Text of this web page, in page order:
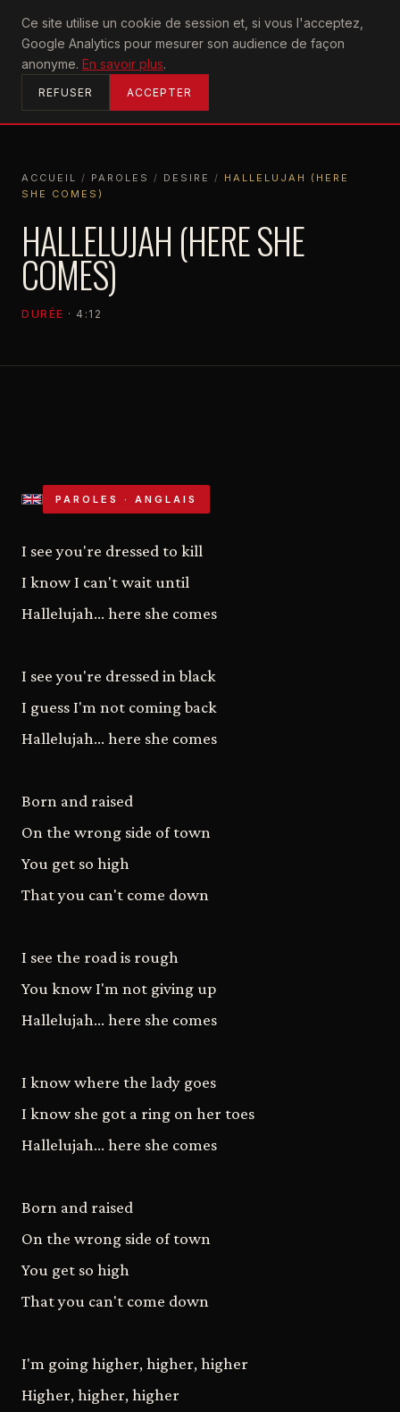
Ce site utilise un cookie de session et, si vous l'acceptez,
Google Analytics pour mesurer son audience de façon
anonyme. En savoir plus.
REFUSER ACCEPTER
U2achtung
ACCUEIL
PAROLES
ACCUEIL / PAROLES / DESIRE / HALLELUJAH (HERE
SHE COMES)
HALLELUJAH (HERE SHE
COMES)
DURÉE · 4:12
PAROLES · ANGLAIS
I see you're dressed to kill
I know I can't wait until
Hallelujah... here she comes
I see you're dressed in black
I guess I'm not coming back
Hallelujah... here she comes
Born and raised
On the wrong side of town
You get so high
That you can't come down
I see the road is rough
You know I'm not giving up
Hallelujah... here she comes
I know where the lady goes
I know she got a ring on her toes
Hallelujah... here she comes
Born and raised
On the wrong side of town
You get so high
That you can't come down
I'm going higher, higher, higher
Higher, higher, higher